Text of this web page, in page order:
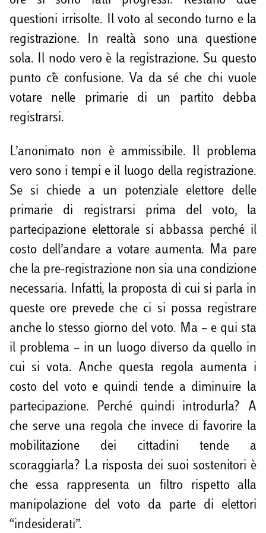
questioni irrisolte. Il voto al secondo turno e la
registrazione. In realtà sono una questione
sola. Il nodo vero è la registrazione. Su questo
punto c’è confusione. Va da sé che chi vuole
votare nelle primarie di un partito debba
registrarsi.
L’anonimato non è ammissibile. Il problema
vero sono i tempi e il luogo della registrazione.
Se si chiede a un potenziale elettore delle
primarie di registrarsi prima del voto, la
partecipazione elettorale si abbassa perché il
costo dell’andare a votare aumenta. Ma pare
che la pre-registrazione non sia una condizione
necessaria. Infatti, la proposta di cui si parla in
queste ore prevede che ci si possa registrare
anche lo stesso giorno del voto. Ma – e qui sta
il problema – in un luogo diverso da quello in
cui si vota. Anche questa regola aumenta i
costo del voto e quindi tende a diminuire la
partecipazione. Perché quindi introdurla? A
che serve una regola che invece di favorire la
mobilitazione dei cittadini tende a
scoraggiarla? La risposta dei suoi sostenitori è
che essa rappresenta un filtro rispetto alla
manipolazione del voto da parte di elettori
“indesiderati”.